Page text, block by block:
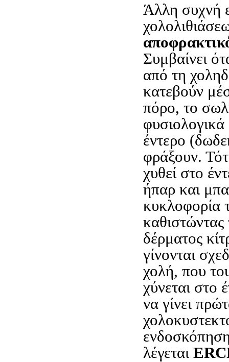
Άλλη συχνή
Συμβαίνει
από τη
κατεβούν
πόρο, το
έντερο
φράξουν.
χυθεί στο
ήπαρ και
κυκλοφορία
δέρματος
γίνονται
χολή, που
χύνεται στο
να γίνει
λέγεται